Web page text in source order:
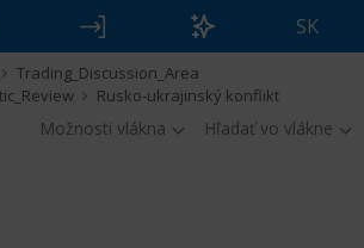
SK
Trading_Discussion_Area
Rusko-ukrajinský konflikt
Možnosti vlákna Hľadať vo vlákne